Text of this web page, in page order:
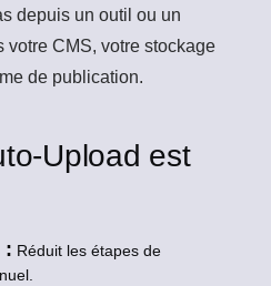
depuis un outil ou un
votre CMS, votre stockage
de publication.
Upload est
: Réduit les étapes de